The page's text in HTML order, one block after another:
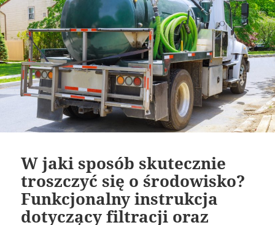
W jaki sposób skutecznie
troszczyć się o środowisko?
Funkcjonalny instrukcja
dotyczący filtracji oraz